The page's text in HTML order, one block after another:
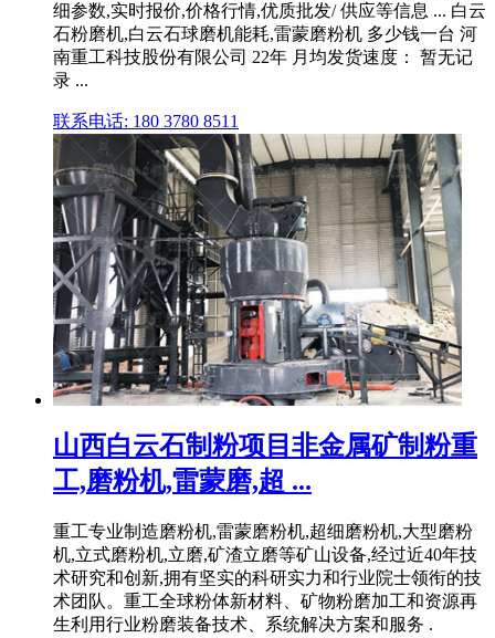
细参数,实时报价,价格行情,优质批发/ 供应等信息 ... 白云
石粉磨机,白云石球磨机能耗,雷蒙磨粉机 多少钱一台 河
南重工科技股份有限公司 22年 月均发货速度： 暂无记
录 ...
联系电话: 180 3780 8511
山西白云石制粉项目非金属矿制粉重
工,磨粉机,雷蒙磨,超 ...
重工专业制造磨粉机,雷蒙磨粉机,超细磨粉机,大型磨粉
机,立式磨粉机,立磨,矿渣立磨等矿山设备,经过近40年技
术研究和创新,拥有坚实的科研实力和行业院士领衔的技
术团队。重工全球粉体新材料、矿物粉磨加工和资源再
生利用行业粉磨装备技术、系统解决方案和服务 .